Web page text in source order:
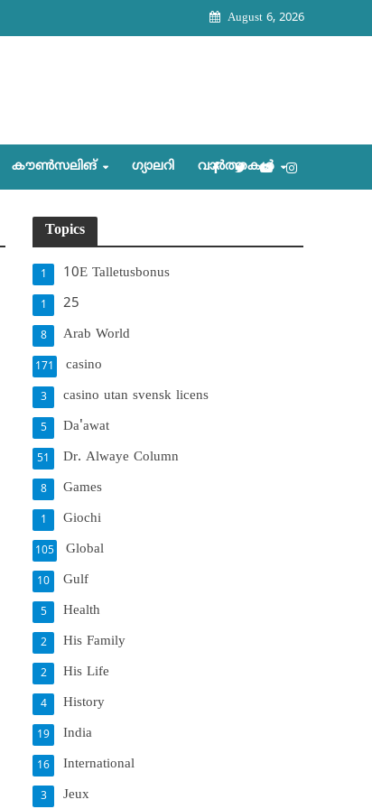
August 6, 2026
കൗണ്‍സലിങ്‌ ഗ്യാലറി വാര്‍ത്തകള്‍
Topics
10E Talletusbonus
1
25
1
Arab World
8
casino
171
casino utan svensk licens
3
Da'awat
5
Dr. Alwaye Column
51
Games
8
Giochi
1
Global
105
Gulf
10
Health
5
His Family
2
His Life
2
History
4
India
19
International
16
Jeux
3